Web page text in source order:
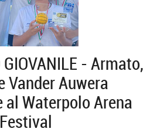
GIOVANILE - Armato,
Vander Auwera
Waterpolo Arena
Festival